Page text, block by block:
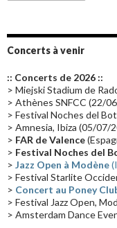
Groupe de Recherche Musicale
Passages radio
Les concerts en Chine(16)
Synthé Roland(15)
(14)
Tournée 2025(14)
Concerts à venir
:: Concerts de 2026 ::
> Miejski Stadium de
> Athènes SNFCC (22/
> Festival Noches del
> Amnesia, Ibiza (05/07/
> FAR de Valence
> Festival Noches del
> Jazz Open à Modène
> Festival Starlite
> Concert au Poney
> Festival Jazz Open,
> Amsterdam Dance